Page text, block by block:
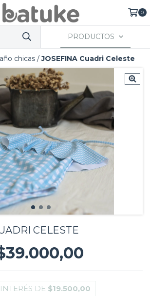
0
PRODUCTOS
chicas / JOSEFINA Cuadri Celeste
CELESTE
DE $19.500,00